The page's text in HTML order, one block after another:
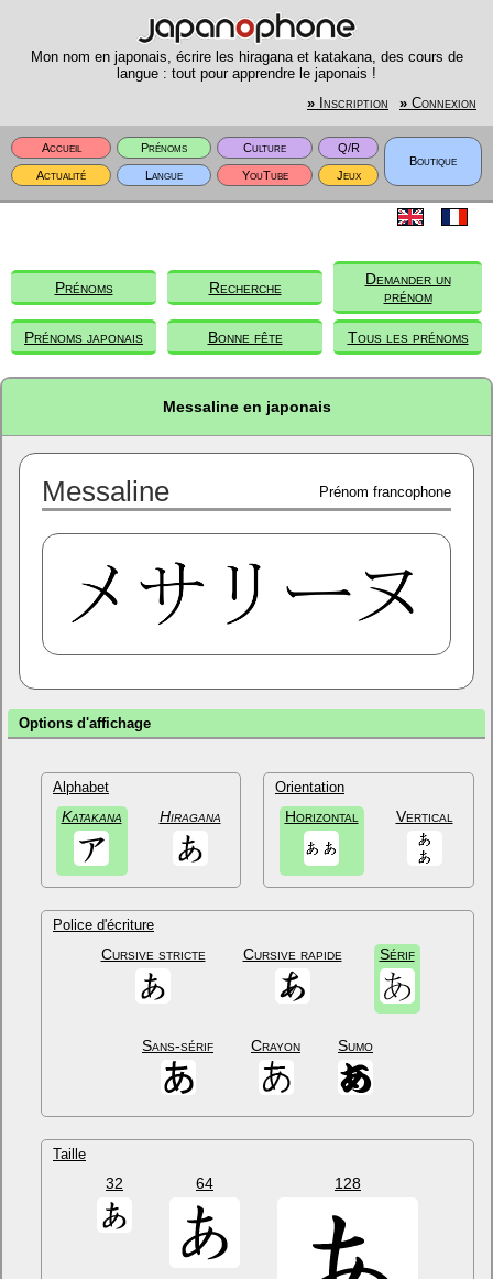
Mon nom en japonais, écrire les hiragana et katakana, des cours de
langue : tout pour apprendre le japonais !
» Inscription » Connexion
Accueil Prénoms Culture
Q/R
Boutique
Actualité
Langue YouTube Jeux
Prénoms Recherche
Demander un
prénom
Prénoms japonais Bonne fête Tous les prénoms
Messaline en japonais
Messaline Prénom francophone
Options d'affichage
Alphabet
Katakana Hiragana
Orientation
Horizontal Vertical
Police d'écriture
Cursive stricte Cursive rapide Sérif
Sans-sérif Crayon Sumo
Taille
32 64 128